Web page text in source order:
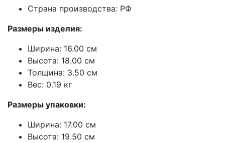
Страна производства: РФ
Размеры изделия:
Ширина: 16.00 см
Высота: 18.00 см
Толщина: 3.50 см
Вес: 0.19 кг
Размеры упаковки:
Ширина: 17.00 см
Высота: 19.50 см